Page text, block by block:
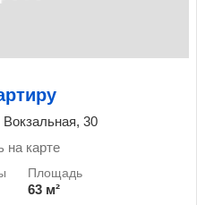
30
на карте
63 м²